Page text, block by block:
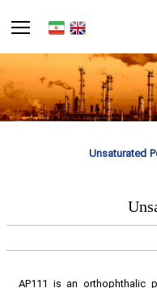
Unsaturated
AP111 is an orthophthalic